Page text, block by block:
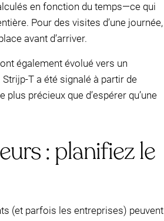
en fonction du temps—ce qui
Pour des visites d’une journée,
avant d’arriver.
également évolué vers un
T a été signalé à partir de
précieux que d’espérer qu’une
: planifiez le
(et parfois les entreprises) peuvent